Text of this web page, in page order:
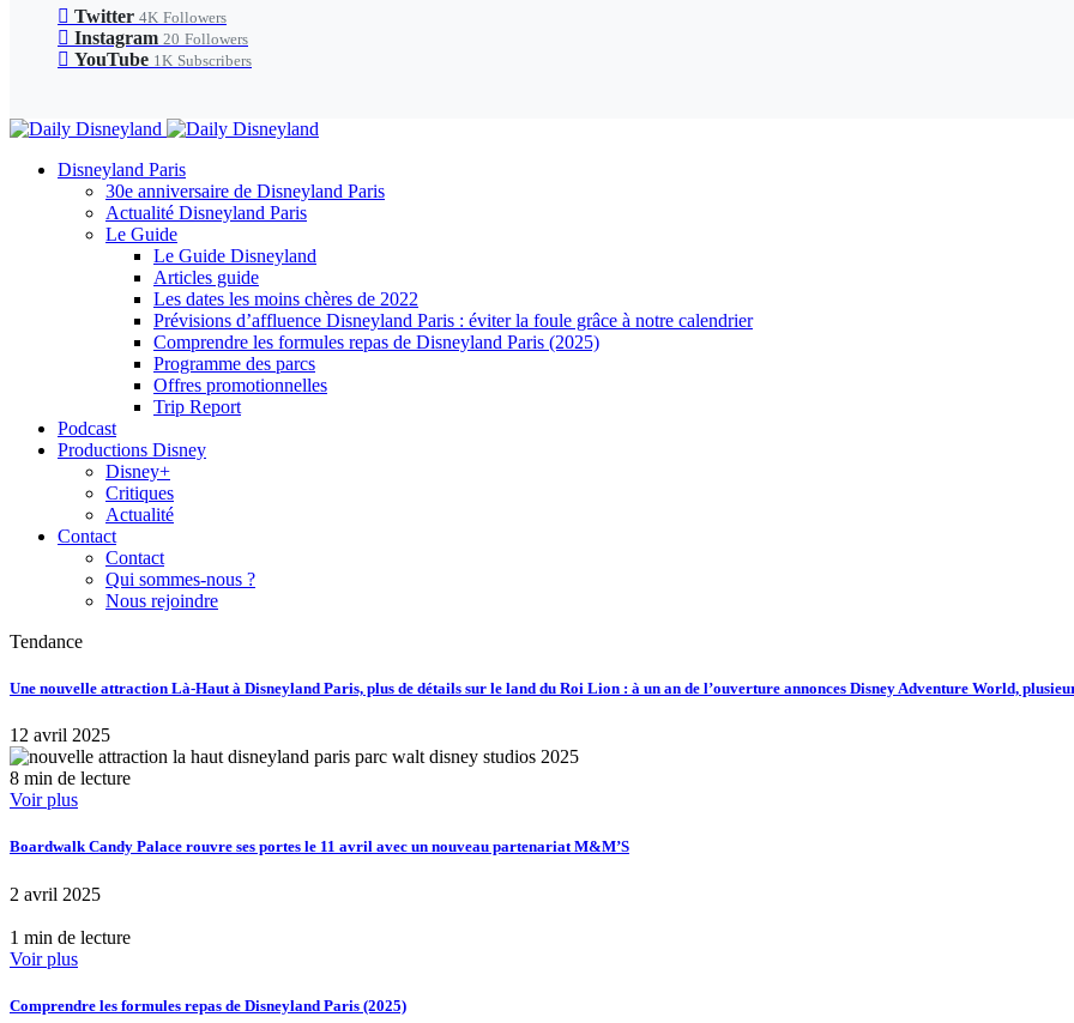
Twitter 4K Followers
Instagram 20 Followers
YouTube 1K Subscribers
Disneyland Paris
30e anniversaire de Disneyland Paris
Actualité Disneyland Paris
Le Guide
Le Guide Disneyland
Articles guide
Les dates les moins chères de 2022
Prévisions d’affluence Disneyland Paris : éviter la foule grâce à notre calendrier
Comprendre les formules repas de Disneyland Paris (2025)
Programme des parcs
Offres promotionnelles
Trip Report
Podcast
Productions Disney
Disney+
Critiques
Actualité
Contact
Contact
Qui sommes-nous ?
Nous rejoindre
Tendance
Une nouvelle attraction Là-Haut à Disneyland Paris, plus de détails sur le land du Roi Lion : à un an de l’ouverture annonces Disney Adventure World,
12 avril 2025
8 min de lecture
Voir plus
Boardwalk Candy Palace rouvre ses portes le 11 avril avec un nouveau partenariat M&M’S
2 avril 2025
1 min de lecture
Voir plus
Comprendre les formules repas de Disneyland Paris (2025)